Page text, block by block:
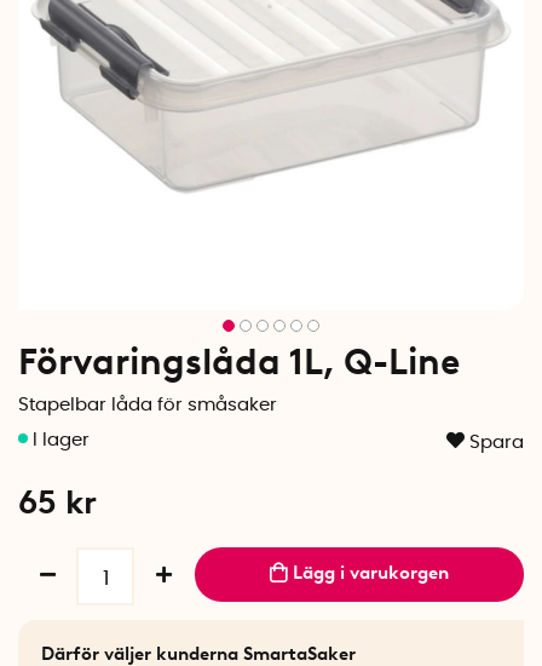
Förvaringslåda 1L, Q-Line
Stapelbar låda för småsaker
Spara
65 kr
Lägg i varukorgen
Därför väljer kunderna SmartaSaker